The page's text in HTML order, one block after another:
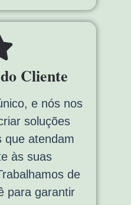
Cliente
e nós nos
soluções
que atendam
às suas
de
para garantir